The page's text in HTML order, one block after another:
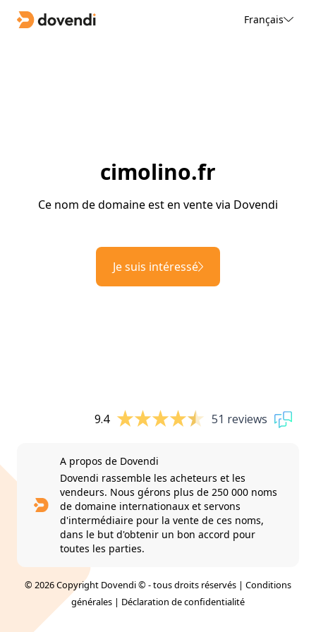
Français
cimolino.fr
Ce nom de domaine est en vente via Dovendi
Je suis intéressé
9.4 51 reviews
A propos de Dovendi
Dovendi rassemble les acheteurs et les
vendeurs. Nous gérons plus de 250 000 noms
de domaine internationaux et servons
d'intermédiaire pour la vente de ces noms,
dans le but d'obtenir un bon accord pour
toutes les parties.
© 2026 Copyright Dovendi © - tous droits réservés | Conditions
générales | Déclaration de confidentialité